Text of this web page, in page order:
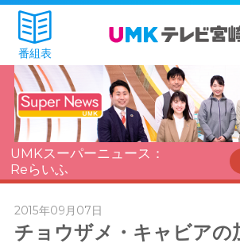
番組表
UMKスーパーニュース：
Reらいふ
2015年09月07日
チョウザメ・キャビアの